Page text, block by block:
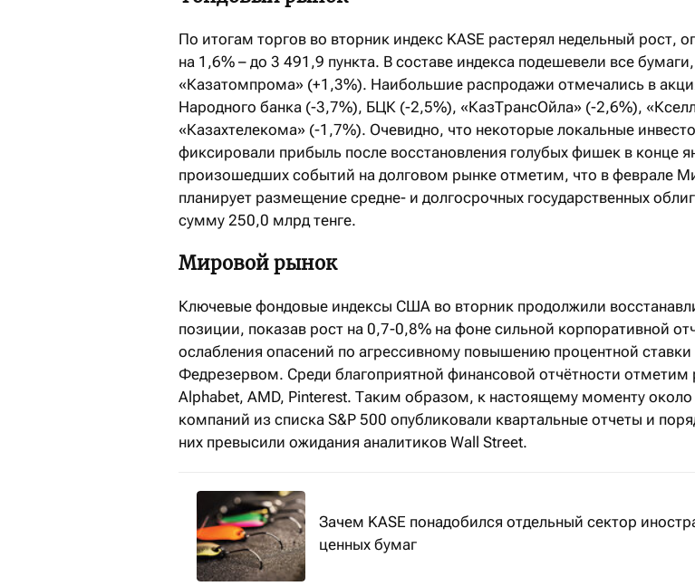
По итогам торгов во вторник индекс KASE растерял недельный рост,
на 1,6% – до 3 491,9 пункта. В составе индекса подешевели все
«Казатомпрома» (+1,3%). Наибольшие распродажи отмечались в
Народного банка (-3,7%), БЦК (-2,5%), «КазТрансОйла» (-2,6%),
«Казахтелекома» (-1,7%). Очевидно, что некоторые локальные
фиксировали прибыль после восстановления голубых фишек в конце
произошедших событий на долговом рынке отметим, что в феврале
планирует размещение средне- и долгосрочных государственных
сумму 250,0 млрд тенге.
Мировой рынок
Ключевые фондовые индексы США во вторник продолжили
позиции, показав рост на 0,7-0,8% на фоне сильной корпоративной
ослабления опасений по агрессивному повышению процентной ставки
Федрезервом. Среди благоприятной финансовой отчётности отметим
Alphabet, AMD, Pinterest. Таким образом, к настоящему моменту
компаний из списка S&P 500 опубликовали квартальные отчеты и
них превысили ожидания аналитиков Wall Street.
Зачем KASE понадобился отдельный сектор
ценных бумаг